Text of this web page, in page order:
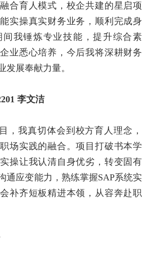
合育人模式，校企共建的星启项
实操真实财务业务，顺利完成身
我锤炼专业技能，提升综合素
业悉心培养，今后我将深耕财务
发展奉献力量。
李文洁
，我真切体会到校方育人理念，
场实践的融合。项目打破书本学
操让我认清自身优劣，转变固有
通应变能力，熟练掌握SAP系统实
补齐短板精进本领，从容奔赴职